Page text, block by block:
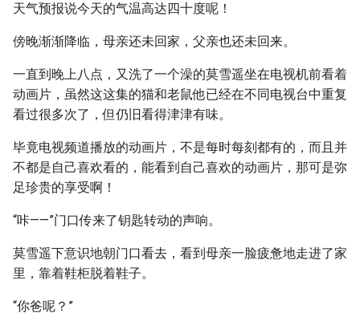
天气预报说今天的气温高达四十度呢！
傍晚渐渐降临，母亲还未回家，父亲也还未回来。
一直到晚上八点，又洗了一个澡的莫雪遥坐在电视机前看着
动画片，虽然这这集的猫和老鼠他已经在不同电视台中重复
看过很多次了，但仍旧看得津津有味。
毕竟电视频道播放的动画片，不是每时每刻都有的，而且并
不都是自己喜欢看的，能看到自己喜欢的动画片，那可是弥
足珍贵的享受啊！
“咔——”门口传来了钥匙转动的声响。
莫雪遥下意识地朝门口看去，看到母亲一脸疲惫地走进了家
里，靠着鞋柜脱着鞋子。
“你爸呢？”